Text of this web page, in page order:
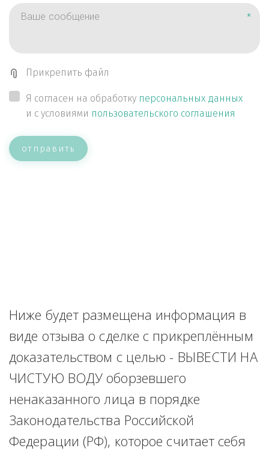
*
Прикрепить файл
Я согласен на обработку персональных данных
и с условиями пользовательского соглашения
отправить
Ниже будет размещена информация в
виде отзыва о сделке с прикреплённым
доказательством с целью - ВЫВЕСТИ НА
ЧИСТУЮ ВОДУ оборзевшего
ненаказанного лица в порядке
Законодательства Российской
Федерации (РФ), которое считает себя